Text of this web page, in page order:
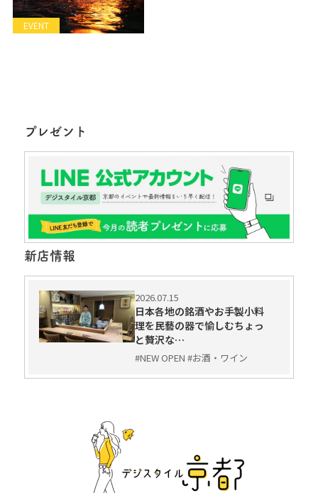
EVENT
プレゼント
新店情報
2026.07.15
日本各地の銘酒やお手製小料
理を民藝の器で愉しむちょっ
と贅沢な…
#NEW OPEN #お酒・ワイン